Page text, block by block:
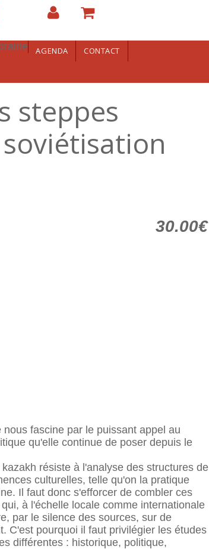
AGENDA
CONTACT
steppes
30.00€
fascine par le puissant appel au
qu'elle continue de poser depuis le
résiste à l'analyse des structures de
culturelles, telle qu'on la pratique
Il faut donc s'efforcer de combler ces
à l'échelle locale comme internationale
par le silence des sources, sur de
C'est pourquoi il faut privilégier les études
différentes : historique, politique,